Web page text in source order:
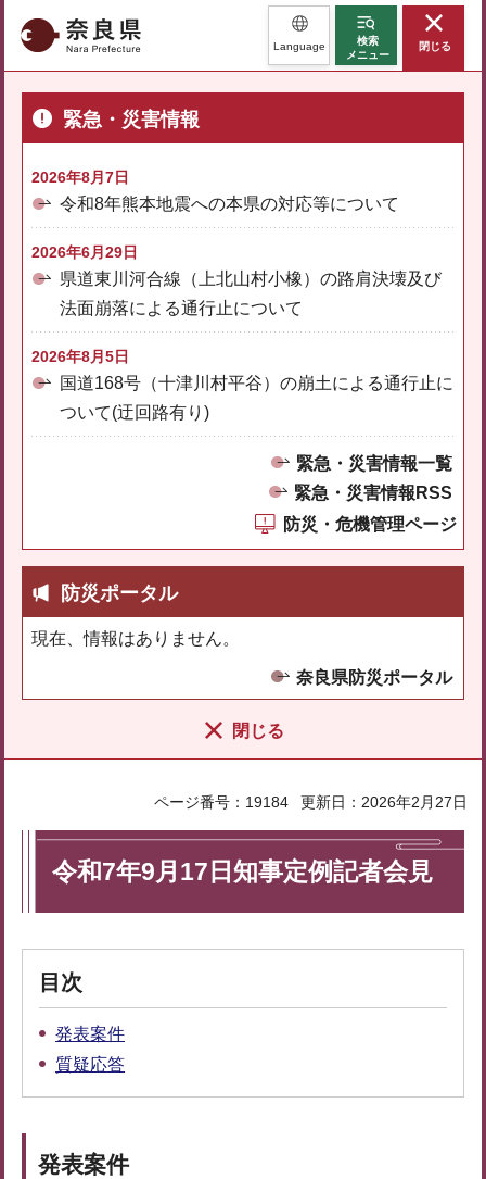
奈良県 Language
検索
メニュー
閉じる
緊急・災害情報
2026年8月7日
令和8年熊本地震への本県の対応等について
2026年6月29日
県道東川河合線（上北山村小橡）の路肩決壊及び
法面崩落による通行止について
2026年8月5日
国道168号（十津川村平谷）の崩土による通行止に
ついて(迂回路有り)
緊急・災害情報一覧
緊急・災害情報RSS
防災・危機管理ページ
防災ポータル
現在、情報はありません。
奈良県防災ポータル
閉じる
ページ番号：19184 更新日：2026年2月27日
令和7年9月17日知事定例記者会見
目次
発表案件
質疑応答
発表案件